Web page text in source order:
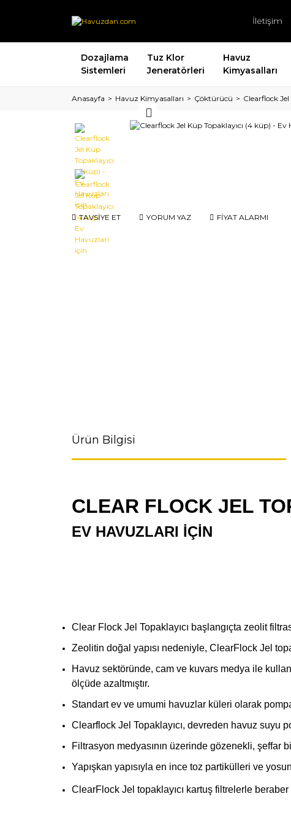
İletişim
Dozajlama
Sistemleri
Tuz Klor
Jeneratörleri
Havuz
Kimyasalları
Anasayfa Havuz Kimyasalları Çöktürücü Clearflock
TAVSİYE ET YORUM YAZ FİYAT ALARMI
Ürün Bilgisi
CLEAR FLOCK JEL
EV HAVUZLARI İÇİN
Clear Flock Jel Topaklayıcı başlangıçta zeolit
Zeolitin doğal yapısı nedeniyle, ClearFlock Jel
Havuz sektöründe, cam ve kuvars medya ile
ölçüde azaltmıştır.
Standart ev ve umumi havuzlar küleri olarak
Clearflock Jel Topaklayıcı, devreden havuz suyu
Filtrasyon medyasının üzerinde gözenekli, şeffar
Yapışkan yapısıyla en ince toz partikülleri ve
ClearFlock Jel topaklayıcı kartuş filtrelerle beraber